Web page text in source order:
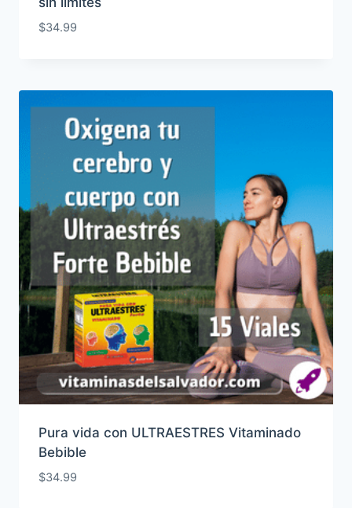
$34.99
Pura vida con ULTRAESTRES Vitaminado
Bebible
$34.99